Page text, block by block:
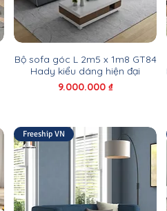
Bộ sofa góc L 2m5 x 1m8 GT84
Hady kiểu dáng hiện đại
Giá
9.000.000 ₫
Freeship VN